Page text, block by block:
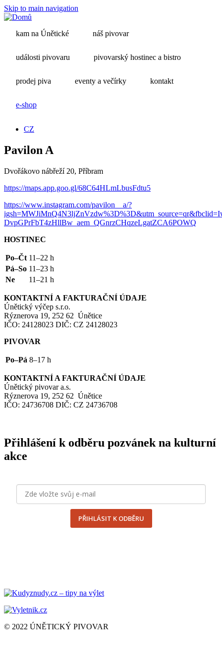
Skip to main navigation
kam na Únětické náš pivovar
události pivovaru pivovarský hostinec a bistro
prodej piva eventy a večírky kontakt
e-shop
CZ
Pavilon A
Dvořákovo nábřeží 20, Příbram
https://maps.app.goo.gl/68C64HLmLbusFdtu5
https://www.instagram.com/pavilon__a/?
DvpGPrFbT4zHllBw_aem_QGnrzCHqzeLgatZCA6POWQ
HOSTINEC
Po–Čt 11–22 h
Pá–So 11–23 h
Ne
11–21 h
KONTAKTNÍ A FAKTURAČNÍ ÚDAJE
Únětický výčep s.r.o.
Rýznerova 19, 252 62 Únětice
IČO: 24128023 DIČ: CZ 24128023
PIVOVAR
Po–Pá 8–17 h
KONTAKTNÍ A FAKTURAČNÍ ÚDAJE
Únětický pivovar a.s.
Rýznerova 19, 252 62 Únětice
IČO: 24736708 DIČ: CZ 24736708
Přihlášení k odběru pozvánek na kulturní
akce
PŘIHLÁSIT K ODBĚRU
© 2022 ÚNĚTICKÝ PIVOVAR